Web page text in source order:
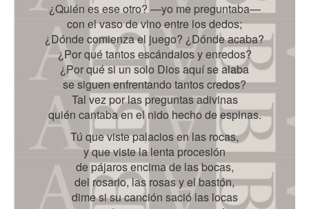
¿Quién es ese otro? —yo me preguntaba—
con el vaso de vino entre los dedos;
¿Dónde comienza el juego? ¿Dónde acaba?
¿Por qué tantos escándalos y enredos?
¿Por qué si un solo Dios aquí se alaba
se siguen enfrentando tantos credos?
Tal vez por las preguntas adivinas
quién cantaba en el nido hecho de espinas.
Tú que viste palacios en las rocas,
y que viste la lenta procesión
de pájaros encima de las bocas,
del rosario, las rosas y el bastón,
dime si su canción sació las locas